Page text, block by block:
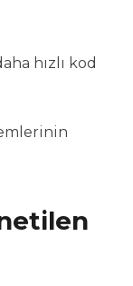
hızlı kod